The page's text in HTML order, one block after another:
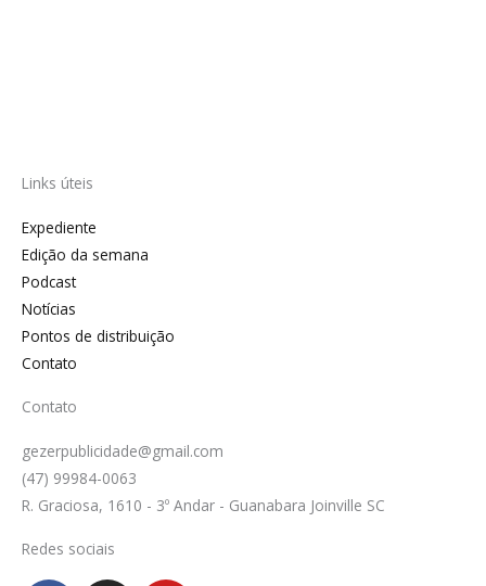
Links úteis
Expediente
Edição da semana
Podcast
Notícias
Pontos de distribuição
Contato
Contato
gezerpublicidade@gmail.com
(47) 99984-0063
R. Graciosa, 1610 - 3º Andar - Guanabara Joinville SC
Redes sociais